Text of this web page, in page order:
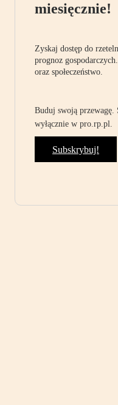
miesięcznie!
Zyskaj dostęp do
prognoz
oraz społeczeństwo.
Buduj swoją
wyłącznie w pro.rp.pl.
Subskrybuj!